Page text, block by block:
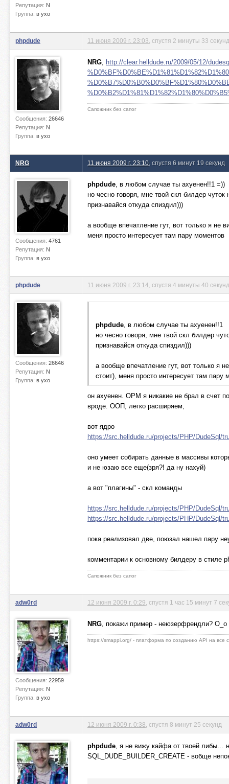
Репутация: N
Группа: в ухо
phpdude
Сообщения: 26646
Репутация: N
Группа: в ухо
11 июня 2009 г. 23:03 , спустя 2 минуты 33
NRG, http://clear.helldude.ru/2009/05/12/
Сапожник без сапог
NRG
Сообщения: 4761
Репутация: N
Группа: в ухо
11 июня 2009 г. 23:10 , спустя 6 минут 19 секунд
phpdude, в любом случае ты ахуенен!!1 =))
но чесно говоря, мне твой скл билдер
признавайся откуда спиздил)))
а вообще впечатление гут, вот только я не
меня просто интересует там пару моментов
phpdude
Сообщения: 26646
Репутация: N
Группа: в ухо
11 июня 2009 г. 23:14 , спустя 4 минуты 40 секунд
phpdude, в любом случае ты ахуенен!!1
но чесно говоря, мне твой скл билдер
признавайся откуда спиздил)))
а вообще впечатление гут, вот только я
стоит), меня просто интересует там пару
он ахуенен. ОРМ я никакие не брал в счет
вроде. ООП, легко расширяем,
вот ядро
https://src.helldude.ru/projects/PHP/DudeSql/
оно умеет собирать данные в массивы
и не юзаю все еще(зря?! да ну нахуй)
а вот "плагины" - скл команды
https://src.helldude.ru/projects/PHP/DudeSql/
https://src.helldude.ru/projects/PHP/DudeSql/
пока реализовал две, поюзал нашел пару
комментарии к основному билдеру в стиле
Сапожник без сапог
adw0rd
Сообщения: 22959
Репутация: N
Группа: в ухо
12 июня 2009 г. 0:29 , спустя 1 час 15 минут 7
NRG, покажи пример - неюзерфрендли? O_o
https://smappi.org/ - платформа по созданию API на все
adw0rd 12 июня 2009 г. 0:38 , спустя 8 минут 25 секунд
phpdude, я не вижу кайфа от твоей либы…
SQL_DUDE_BUILDER_CREATE - вобще